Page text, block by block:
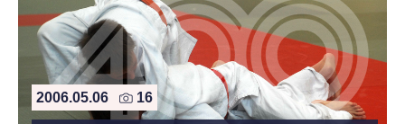
2006.05.06 16